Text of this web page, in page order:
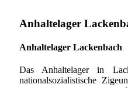
Anhaltelager
Anhaltelager Lackenbach
Das Anhaltelager in
nationalsozialistische